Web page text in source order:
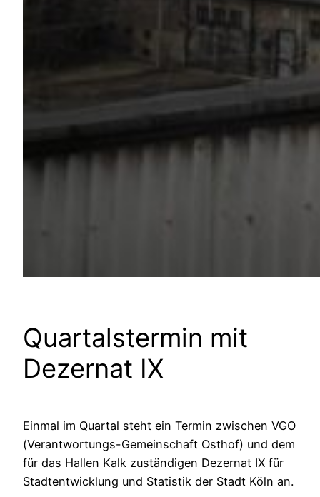
Quartalstermin mit
Dezernat IX
Einmal im Quartal steht ein Termin zwischen VGO
(Verantwortungs-Gemeinschaft Osthof) und dem
für das Hallen Kalk zuständigen Dezernat IX für
Stadtentwicklung und Statistik der Stadt Köln an.